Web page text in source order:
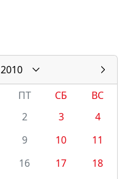
2010
ПТ СБ
ВС
2 3
4
9 10
11
16 17
18